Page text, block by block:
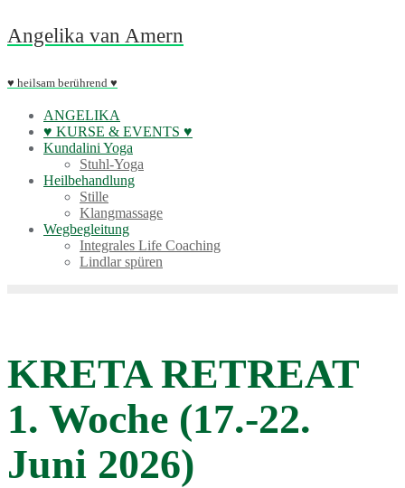
Skip
to
Angelika van Amern
♥ heilsam berührend ♥
ANGELIKA
♥ KURSE & EVENTS ♥
Kundalini Yoga
Stuhl-Yoga
Heilbehandlung
Stille
Klangmassage
Wegbegleitung
Integrales Life Coaching
Lindlar spüren
KRETA RETREAT
1. Woche (17.-22.
Juni 2026)